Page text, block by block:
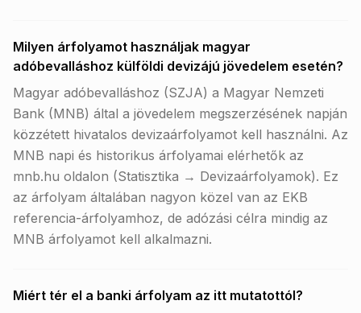
Milyen árfolyamot használjak magyar
adóbevalláshoz külföldi devizájú jövedelem esetén?
Magyar adóbevalláshoz (SZJA) a Magyar Nemzeti
Bank (MNB) által a jövedelem megszerzésének napján
közzétett hivatalos devizaárfolyamot kell használni. Az
MNB napi és historikus árfolyamai elérhetők az
mnb.hu oldalon (Statisztika → Devizaárfolyamok). Ez
az árfolyam általában nagyon közel van az EKB
referencia-árfolyamhoz, de adózási célra mindig az
MNB árfolyamot kell alkalmazni.
Miért tér el a banki árfolyam az itt mutatottól?